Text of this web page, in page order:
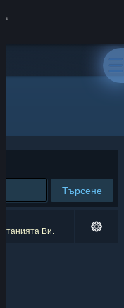
Търсене
Ви.